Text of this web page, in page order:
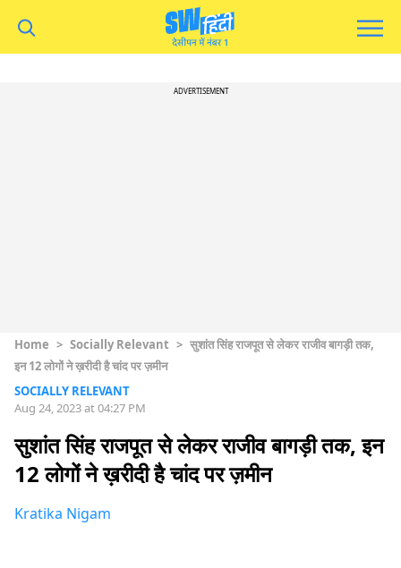
ADVERTISEMENT
Home > Socially Relevant > सुशांत सिंह राजपूत से लेकर राजीव बागड़ी तक,
इन 12 लोगों ने ख़रीदी है चांद पर ज़मीन
SOCIALLY RELEVANT
Aug 24, 2023 at 04:27 PM
सुशांत सिंह राजपूत से लेकर राजीव बागड़ी तक, इन
12 लोगों ने ख़रीदी है चांद पर ज़मीन
Kratika Nigam